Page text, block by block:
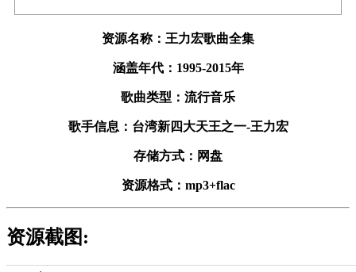
资源名称：王力宏歌曲全集
涵盖年代：1995-2015年
歌曲类型：流行音乐
歌手信息：台湾新四大天王之一-王力宏
存储方式：网盘
资源格式：mp3+flac
资源截图: